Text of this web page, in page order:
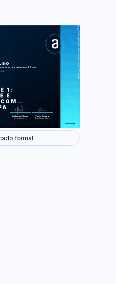
horária estimada em 16 horas.
1:
E
Guilherme Silveira
Coordenador
Paulo Silveira
Chief Vision Officer
LAS
Bem começado, metade feito
Criando o primeiro componente
Novo componente, novos conceitos
formal